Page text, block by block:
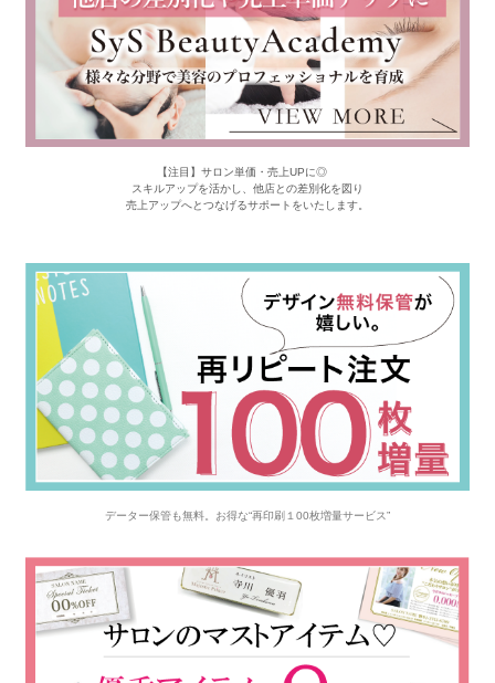
【注目】サロン単価・売上UPに◎
スキルアップを活かし、他店との差別化を図り
売上アップへとつなげるサポートをいたします。
データー保管も無料。お得な“再印刷１00枚増量サービス”